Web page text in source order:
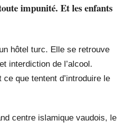
impunité. Et les enfants
hôtel turc. Elle se retrouve
interdiction de l’alcool.
que tentent d’introduire le
centre islamique vaudois, le